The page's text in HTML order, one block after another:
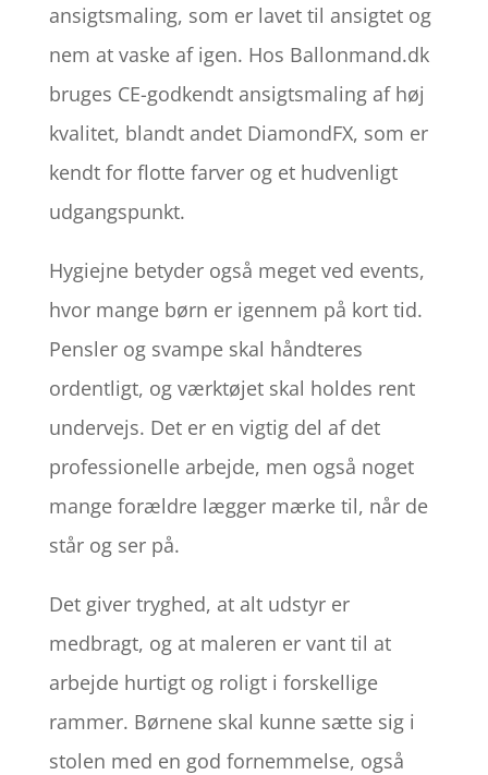
ansigtsmaling, som er lavet til ansigtet og
nem at vaske af igen. Hos Ballonmand.dk
bruges CE-godkendt ansigtsmaling af høj
kvalitet, blandt andet DiamondFX, som er
kendt for flotte farver og et hudvenligt
udgangspunkt.
Hygiejne betyder også meget ved events,
hvor mange børn er igennem på kort tid.
Pensler og svampe skal håndteres
ordentligt, og værktøjet skal holdes rent
undervejs. Det er en vigtig del af det
professionelle arbejde, men også noget
mange forældre lægger mærke til, når de
står og ser på.
Det giver tryghed, at alt udstyr er
medbragt, og at maleren er vant til at
arbejde hurtigt og roligt i forskellige
rammer. Børnene skal kunne sætte sig i
stolen med en god fornemmelse, også